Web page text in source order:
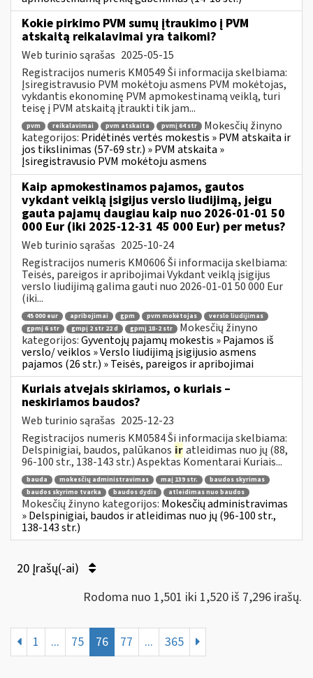
Kokie pirkimo PVM sumų įtraukimo į PVM
atskaitą reikalavimai yra taikomi?
Web turinio sąrašas 2025-05-15
Registracijos numeris KM0549 Ši informacija skelbiama:
Įsiregistravusio PVM mokėtoju asmens PVM mokėtojas,
vykdantis ekonominę PVM apmokestinamą veiklą, turi
teisę į PVM atskaitą įtraukti tik jam...
pvm reikalavimai pvm atskaita pvmį 64 str
Mokesčių žinyno
kategorijos: Pridėtinės vertės mokestis » PVM atskaita ir
jos tikslinimas (57-69 str.) » PVM atskaita »
Įsiregistravusio PVM mokėtoju asmens
Kaip apmokestinamos pajamos, gautos
vykdant veiklą įsigijus verslo liudijimą, jeigu
gauta pajamų daugiau kaip nuo 2026-01-01 50
000 Eur (iki 2025-12-31 45 000 Eur) per metus?
Web turinio sąrašas 2025-10-24
Registracijos numeris KM0606 Ši informacija skelbiama:
Teisės, pareigos ir apribojimai Vykdant veiklą įsigijus
verslo liudijimą galima gauti nuo 2026-01-01 50 000 Eur
(iki...
45 000 eur apribojimai gpm pvm mokėtojas
verslo liudijimas
gpmį 6 str
gmpį 2 str 22 d gpmį 18-2 str
Mokesčių žinyno
kategorijos:Gyventojų pajamų mokestis » Pajamos iš
verslo/ veiklos » Verslo liudijimą įsigijusio asmens
pajamos (26 str.) » Teisės, pareigos ir apribojimai
Kuriais atvejais skiriamos, o kuriais –
neskiriamos baudos?
Web turinio sąrašas 2025-12-23
Registracijos numeris KM0584 Ši informacija skelbiama:
Delspinigiai, baudos, palūkanos iratleidimas nuo jų (88,
96-100 str., 138-143 str.) Aspektas Komentarai Kuriais...
bauda mokesčių administravimas maį 139 str.
baudos skyrimas
baudos skyrimo tvarka
baudos dydis atleidimas nuo baudos
Mokesčių žinyno kategorijos: Mokesčių administravimas
» Delspinigiai, baudos ir atleidimas nuo jų (96-100 str.,
138-143 str.)
20 Įrašų(-ai)
Rodoma nuo 1,501 iki 1,520 iš 7,296 irašų.
1 ... 75 76 77 ... 365